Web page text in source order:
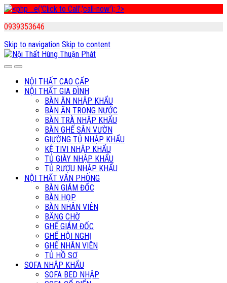
0939353646
Skip to navigation Skip to content
NỘI THẤT CAO CẤP
NỘI THẤT GIA ĐÌNH
BÀN ĂN NHẬP KHẨU
BÀN ĂN TRONG NƯỚC
BÀN TRÀ NHẬP KHẨU
BÀN GHẾ SÂN VƯỜN
GIƯỜNG TỦ NHẬP KHẨU
KỆ TIVI NHẬP KHẨU
TỦ GIÀY NHẬP KHẨU
TỦ RƯỢU NHẬP KHẨU
NỘI THẤT VĂN PHÒNG
BÀN GIÁM ĐỐC
BÀN HỌP
BÀN NHÂN VIÊN
BĂNG CHỜ
GHẾ GIÁM ĐỐC
GHẾ HỘI NGHỊ
GHẾ NHÂN VIÊN
TỦ HỒ SƠ
SOFA NHẬP KHẨU
SOFA BED NHẬP